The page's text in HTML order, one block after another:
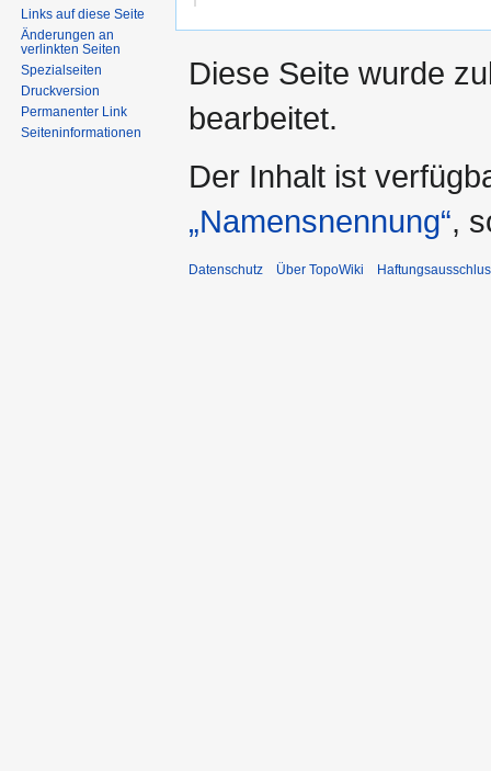
Links auf diese Seite
Änderungen an
verlinkten Seiten
Spezialseiten
Druckversion
Permanenter Link
Seiten­informationen
Diese Seite wurde
bearbeitet.
Der Inhalt ist
„Namensnennung“,
Datenschutz Über TopoWiki